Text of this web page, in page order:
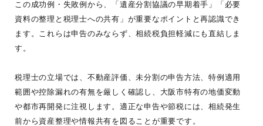
この成功例・失敗例から、「遺産分割協議の早期着手」「必要
資料の整理と税理士への共有」が重要なポイントと再認識でき
ます。これらは申告のみならず、相続税負担軽減にも直結しま
す。
税理士の立場では、不動産評価、未分割の申告方法、特例適用
範囲や控除漏れの有無を厳しく確認し、大阪市特有の地価変動
や都市再開発に注視します。適正な申告や節税には、相続発生
前から資産整理や情報共有を図ることが重要です。